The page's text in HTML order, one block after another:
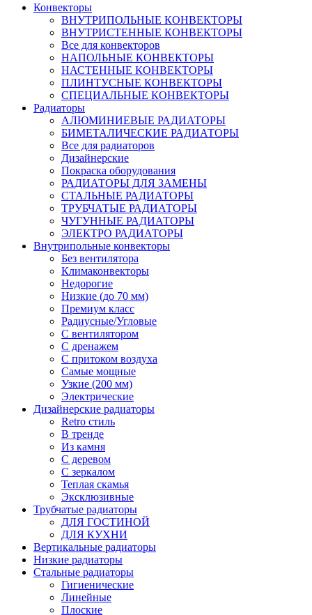
Конвекторы
ВНУТРИПОЛЬНЫЕ КОНВЕКТОРЫ
ВНУТРИСТЕННЫЕ КОНВЕКТОРЫ
Все для конвекторов
НАПОЛЬНЫЕ КОНВЕКТОРЫ
НАСТЕННЫЕ КОНВЕКТОРЫ
ПЛИНТУСНЫЕ КОНВЕКТОРЫ
СПЕЦИАЛЬНЫЕ КОНВЕКТОРЫ
Радиаторы
АЛЮМИНИЕВЫЕ РАДИАТОРЫ
БИМЕТАЛИЧЕСКИЕ РАДИАТОРЫ
Все для радиаторов
Дизайнерские
Покраска оборудования
РАДИАТОРЫ ДЛЯ ЗАМЕНЫ
СТАЛЬНЫЕ РАДИАТОРЫ
ТРУБЧАТЫЕ РАДИАТОРЫ
ЧУГУННЫЕ РАДИАТОРЫ
ЭЛЕКТРО РАДИАТОРЫ
Внутрипольные конвекторы
Без вентилятора
Климаконвекторы
Недорогие
Низкие (до 70 мм)
Премиум класс
Радиусные/Угловые
С вентилятором
С дренажем
С притоком воздуха
Самые мощные
Узкие (200 мм)
Электрические
Дизайнерские радиаторы
Retro стиль
В тренде
Из камня
С деревом
С зеркалом
Теплая скамья
Эксклюзивные
Трубчатые радиаторы
ДЛЯ ГОСТИНОЙ
ДЛЯ КУХНИ
Вертикальные радиаторы
Низкие радиаторы
Стальные радиаторы
Гигиенические
Линейные
Плоские